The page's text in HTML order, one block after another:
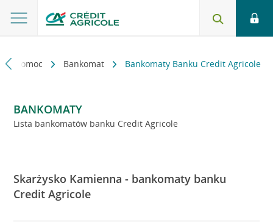
i pomoc Bankomat Bankomaty Banku Credit Agricole
BANKOMATY
Lista bankomatów banku Credit Agricole
Skarżysko Kamienna - bankomaty banku
Credit Agricole